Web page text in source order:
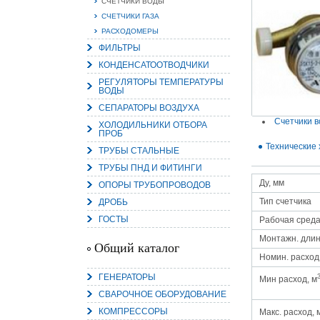
СЧЕТЧИКИ ГАЗА
РАСХОДОМЕРЫ
ФИЛЬТРЫ
КОНДЕНСАТООТВОДЧИКИ
РЕГУЛЯТОРЫ ТЕМПЕРАТУРЫ
ВОДЫ
СЕПАРАТОРЫ ВОЗДУХА
ХОЛОДИЛЬНИКИ ОТБОРА
ПРОБ
ТРУБЫ СТАЛЬНЫЕ
ТРУБЫ ПНД И ФИТИНГИ
ОПОРЫ ТРУБОПРОВОДОВ
ДРОБЬ
ГОСТЫ
Общий каталог
ГЕНЕРАТОРЫ
СВАРОЧНОЕ ОБОРУДОВАНИЕ
КОМПРЕССОРЫ
Счетчики
Технические
Ду, мм
Тип счетчика
Рабочая среда
Монтажн.
Номин.
Мин расход, м3
Макс. расход,